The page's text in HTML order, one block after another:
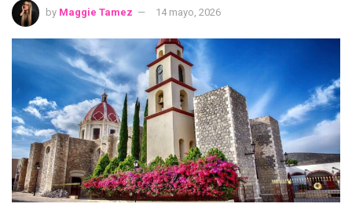
by Maggie Tamez 14 mayo, 2026